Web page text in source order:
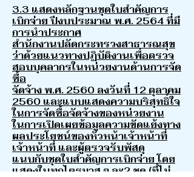
3.3 แสดงหลักฐานชุดใบสำคัญการ
เบิกจ่าย ปีงบประมาณ พ.ศ. 2564 ที่มี
การนำประกาศ
สำนักงานปลัดกระทรวงสาธารณสุข
ว่าด้วยแนวทางปฏิบัติงานเพื่อตรวจ
สอบบุคลากรในหน่วยงานด้านการจัด
ซื้อ
จัดจ้าง พ.ศ. 2560 ลงวันที่ 12 ตุลาคม
2560 และแบบแสดงความบริสุทธิ์ใจ
ในการจัดซื้อจัดจ้างของหน่วยงาน
ในการเปิดเผยข้อมูลความขัดแย้งทาง
ผลประโยชน์ของหัวหน้าเจ้าหน้าที่
เจ้าหน้าที่ และผู้ตรวจรับพัสดุ
แนบกับชุดใบสำคัญการเบิกจ่าย โดย
แสดงในทุกไตรมาส ๆ ละ2 ชุด (ที่ไม่